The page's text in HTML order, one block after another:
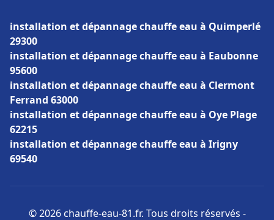
installation et dépannage chauffe eau à Quimperlé
29300
installation et dépannage chauffe eau à Eaubonne
95600
installation et dépannage chauffe eau à Clermont
Ferrand 63000
installation et dépannage chauffe eau à Oye Plage
62215
installation et dépannage chauffe eau à Irigny
69540
© 2026 chauffe-eau-81.fr. Tous droits réservés -